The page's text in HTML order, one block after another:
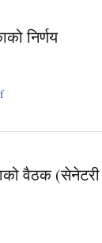
निर्णय
वैठक (सेनेटरी